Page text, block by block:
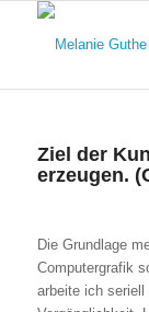
Ziel der
erzeugen.
Die Grundlage
Computergrafik
arbeite ich